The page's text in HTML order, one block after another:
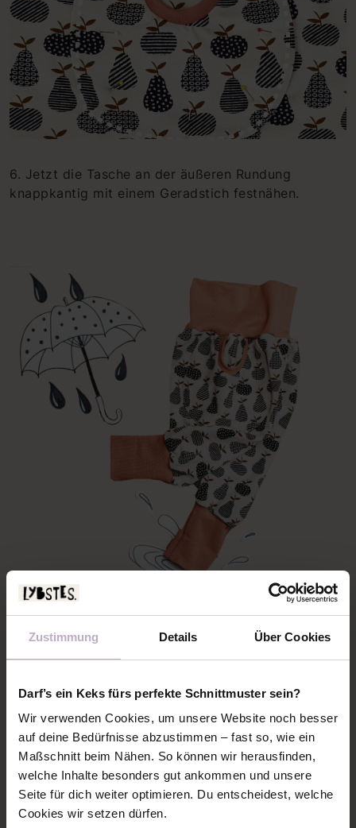
Zustimmung Details Über Cookies
Darf’s ein Keks fürs perfekte Schnittmuster sein?
Wir verwenden Cookies, um unsere Website noch besser
auf deine Bedürfnisse abzustimmen – fast so, wie ein
Maßschnitt beim Nähen. So können wir herausfinden,
welche Inhalte besonders gut ankommen und unsere
Seite für dich weiter optimieren. Du entscheidest, welche
Cookies wir setzen dürfen.
6. Jetzt die Tasche an der äußeren Rundung
knappkantig mit einem Geradstich festnähen.
FERTIG IST DIE SEITLICHE TASCHE
FÜR DIE LYBSTES PUMPHOSE!
Natürlich kann man sie auch wunderbar farblich
absetzen. Holt euch Inspiration bei den Lybstes
Probenäherinnen, die hier eine bunte Tasche nach
der anderen auf die Pumphose aufgenäht haben!
PUMPHOSE MIT TASCHE VON DEN